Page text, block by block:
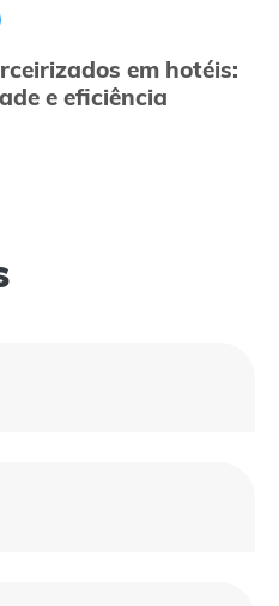
em hotéis:
e eficiência